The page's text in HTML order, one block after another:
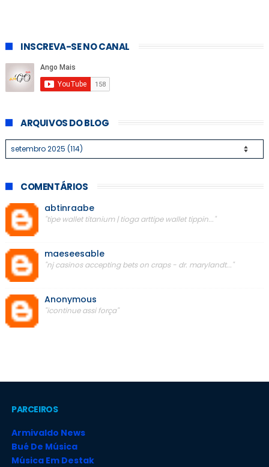
INSCREVA-SE NO CANAL
ARQUIVOS DO BLOG
COMENTÁRIOS
abtinraabe
"tipe wallet titanium | tioga arttipe wallet tippin..."
maeseesable
"nj casinos accepting bets on craps - dr. marylandt..."
Anonymous
"icontinue assi força"
PARCEIROS
Armivaldo News
Bué De Música
Música Em Destak